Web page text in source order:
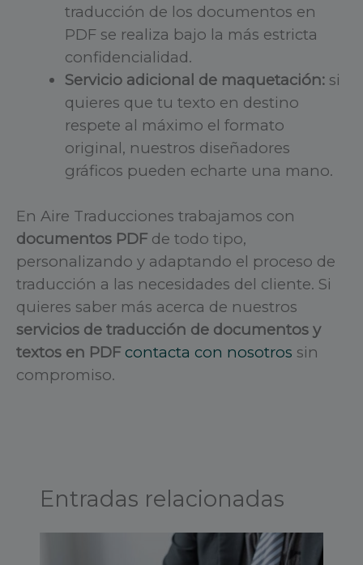
traducción de los documentos en
PDF se realiza bajo la más estricta
confidencialidad.
Servicio adicional de maquetación:si
quieres que tu texto en destino
respete al máximo el formato
original, nuestros diseñadores
gráficos pueden echarte una mano.
En Aire Traducciones trabajamos con
documentos PDF de todo tipo,
personalizando y adaptando el proceso de
traducción a las necesidades del cliente. Si
quieres saber más acerca de nuestros
servicios de traducción de documentos y
textos en PDF contacta con nosotros sin
compromiso.
Entradas relacionadas